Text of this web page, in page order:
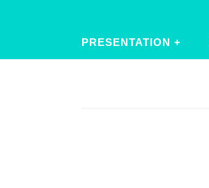
PRESENTATION